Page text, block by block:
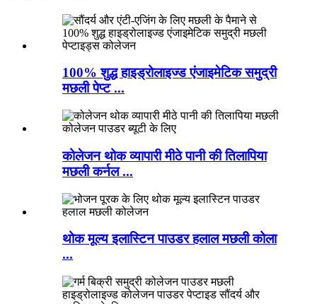
100% शुद्ध हाइड्रोलाइज्ड एंजाइमेटिक समुद्री
मछली पेप्ट ...
कोलेजन थोक व्यापारी मीठे पानी की तिलापिया
मछली कर्नल ...
थोक मूल्य इलास्टिन पाउडर हलाल मछली कोला
...